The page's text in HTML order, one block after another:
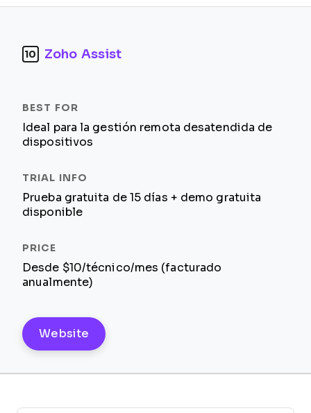
10 Zoho Assist
Ideal para la gestión remota desatendida de
dispositivos
Prueba gratuita de 15 días + demo gratuita
disponible
Desde $10/técnico/mes (facturado
anualmente)
Website